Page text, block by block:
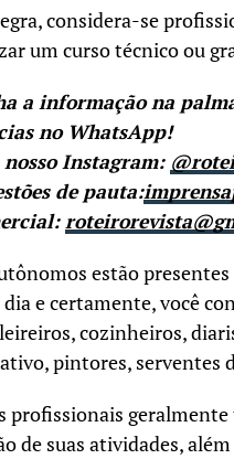
considera-se
um curso técnico ou
a informação na
no WhatsApp!
nosso Instagram:
de pauta:
estão
dia e certamente, você
cozinheiros,
pintores, serventes
profissionais
de suas atividades,